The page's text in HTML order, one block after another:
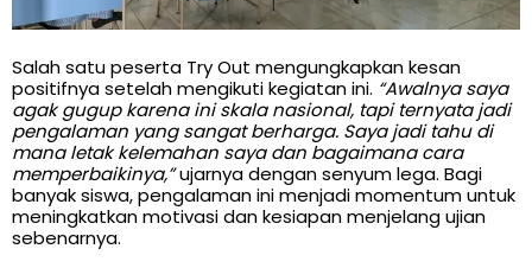
Salah satu peserta Try Out mengungkapkan kesan
positifnya setelah mengikuti kegiatan ini. “Awalnya saya
agak gugup karena ini skala nasional, tapi ternyata jadi
pengalaman yang sangat berharga. Saya jadi tahu di
mana letak kelemahan saya dan bagaimana cara
memperbaikinya,”ujarnya dengan senyum lega. Bagi
banyak siswa, pengalaman ini menjadi momentum untuk
meningkatkan motivasi dan kesiapan menjelang ujian
sebenarnya.